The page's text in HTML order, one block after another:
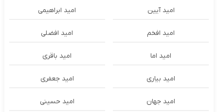
امید آیین امید ابراهیمی
امید افخم امید افضلی
امید اما امید باقری
امید بیاری امید جعفری
امید جهان امید حسینی